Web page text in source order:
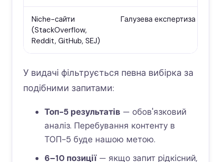
Niche-сайти
(StackOverflow,
Reddit, GitHub, SEJ)
Галузева експертиза
У видачі фільтрується певна вибірка за
подібними запитами:
Топ-5 результатів— обов'язковий
аналіз. Перебування контенту в
ТОП-5 буде нашою метою.
6–10 позиції— якщо запит рідкісний,